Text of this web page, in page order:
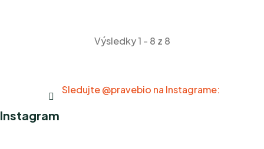
Výsledky 1 - 8 z 8
Sledujte @pravebio na Instagrame:
Instagram